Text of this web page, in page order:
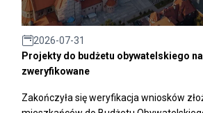
2026-07-31
Projekty do budżetu obywatelskiego
zweryfikowane
Zakończyła się weryfikacja wniosków